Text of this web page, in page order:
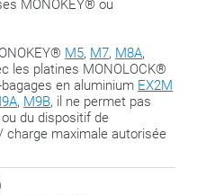
MONOKEY® ou
M5, M7, M8A,
les platines MONOLOCK®
en aluminium EX2M
, M9B, il ne permet pas
du dispositif de
maximale autorisée